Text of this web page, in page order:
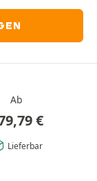
Ab
€
Lieferbar